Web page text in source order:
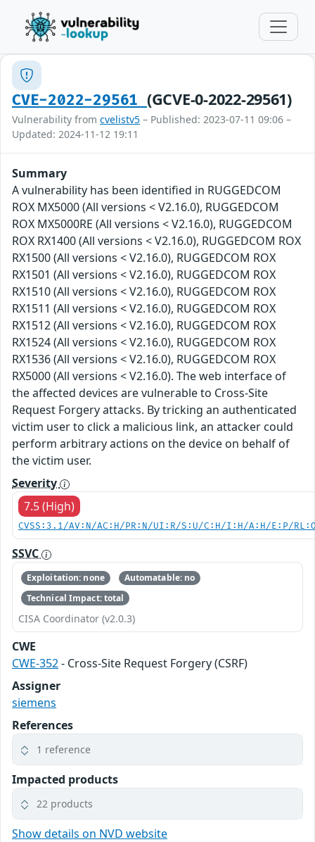
CVE-2022-29561 (GCVE-0-2022-29561)
Vulnerability from cvelistv5 – Published: 2023-07-11 09:06 –
Updated: 2024-11-12 19:11
Summary
A vulnerability has been identified in RUGGEDCOM
ROX MX5000 (All versions < V2.16.0), RUGGEDCOM
ROX MX5000RE (All versions < V2.16.0), RUGGEDCOM
ROX RX1400 (All versions < V2.16.0), RUGGEDCOM ROX
RX1500 (All versions < V2.16.0), RUGGEDCOM ROX
RX1501 (All versions < V2.16.0), RUGGEDCOM ROX
RX1510 (All versions < V2.16.0), RUGGEDCOM ROX
RX1511 (All versions < V2.16.0), RUGGEDCOM ROX
RX1512 (All versions < V2.16.0), RUGGEDCOM ROX
RX1524 (All versions < V2.16.0), RUGGEDCOM ROX
RX1536 (All versions < V2.16.0), RUGGEDCOM ROX
RX5000 (All versions < V2.16.0). The web interface of
the affected devices are vulnerable to Cross-Site
Request Forgery attacks. By tricking an authenticated
victim user to click a malicious link, an attacker could
perform arbitrary actions on the device on behalf of
the victim user.
Severity
7.5 (High)
CVSS:3.1/AV:N/AC:H/PR:N/UI:R/S:U/C:H/I:H/A:H/E:P/
SSVC
Exploitation: none
Automatable: no
Technical Impact: total
CISA Coordinator (v2.0.3)
CWE
CWE-352- Cross-Site Request Forgery (CSRF)
Assigner
siemens
References
1 reference
Impacted products
22 products
Show details on NVD website